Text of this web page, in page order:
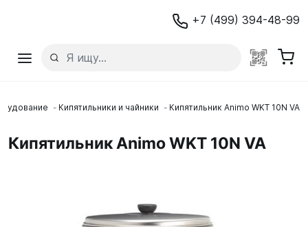
+7 (499) 394-48-99
Кипятильники и чайники Кипятильник Animo WKT 10N VA
Кипятильник Animo WKT 10N VA